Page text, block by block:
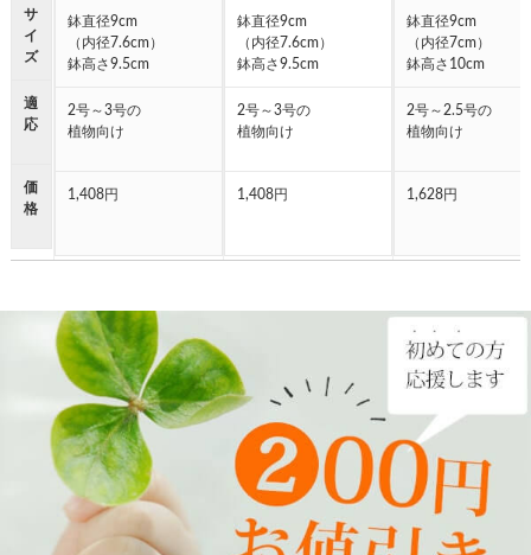
サ
イ
ズ
適
応
価
格
鉢直径9cm
（内径7.6cm）
鉢高さ9.5cm
2号～3号の
植物向け
1,408円
鉢直径9cm
（内径7.6cm）
鉢高さ9.5cm
2号～3号の
植物向け
1,408円
鉢直径9cm
（内径7cm）
鉢高さ10cm
2号～2.5号の
植物向け
1,628円